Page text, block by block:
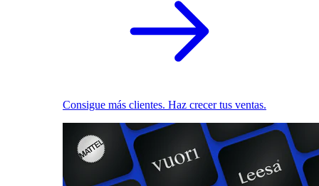
Consigue más clientes. Haz crecer tus ventas.